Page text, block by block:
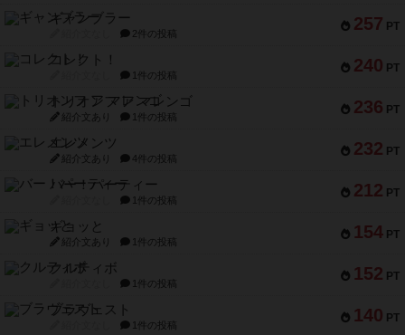
257 PT
ギャンブラー
2件の投稿
240 PT
コレクト！
1件の投稿
236 PT
トリオンフ ア マレンゴ
紹介文あり 1件の投稿
232 PT
エレメンツ
紹介文あり 4件の投稿
212 PT
バー！パーティー
1件の投稿
154 PT
ギョッと
紹介文あり 1件の投稿
152 PT
クルティボ
1件の投稿
140 PT
ブラヴェスト
1件の投稿